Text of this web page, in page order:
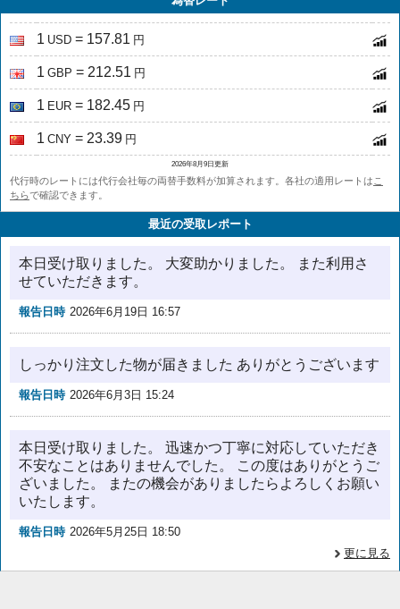
1 USD = 157.81 円
1 GBP = 212.51 円
1 EUR = 182.45 円
1 CNY = 23.39 円
2026年8月9日更新
代行時のレートには代行会社毎の両替手数料が加算されます。各社の適用レートはこ
ちらで確認できます。
最近の受取レポート
本日受け取りました。 大変助かりました。 また利用さ
せていただきます。
報告日時 2026年6月19日 16:57
しっかり注文した物が届きました ありがとうございます
報告日時 2026年6月3日 15:24
本日受け取りました。 迅速かつ丁寧に対応していただき
不安なことはありませんでした。 この度はありがとうご
ざいました。 またの機会がありましたらよろしくお願い
いたします。
報告日時 2026年5月25日 18:50
更に見る